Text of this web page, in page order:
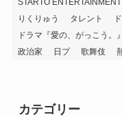
STARTO ENTERTAINMENT
りくりゅう
タレント
ドラマ『愛の、がっこう。』
政治家
日プ 歌舞伎
カテゴリー